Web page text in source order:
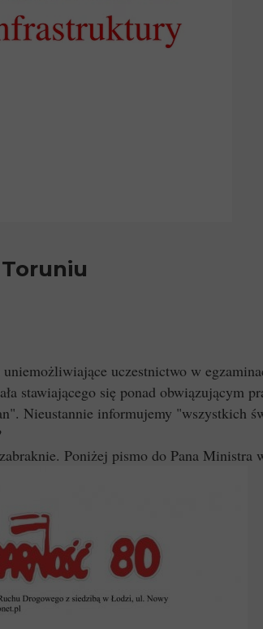
uczestnictwo w
stawiającego się ponad obwiązującym
Nieustannie informujemy "wszystkich
Poniżej pismo do Pana Ministra